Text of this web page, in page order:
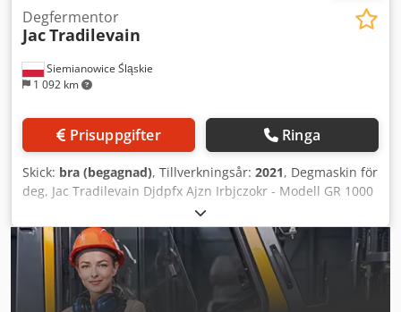
Siemianowice Śląskie
1 092 km
Degfermentor
JacTradilevain
Prisuppgifter Ringa
Skick: bra (begagnad), Tillverkningsår: 2021, Degmaskin för
deg, Jac Tradilevain Djdpfx Ajzn Irbjczokr - Modell GR 1000
- Begagnad - Tillverkningsår 2021 - Elektronisk styrning -
Tekniskt skick: bra - Kapacitet: ca 200 liter - Upphämtning
från lager/alternativt möjlighet till leverans - Pris på
förfrågan